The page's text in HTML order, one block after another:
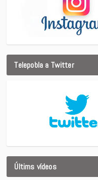
Telepobla a Twitter
Últims vídeos